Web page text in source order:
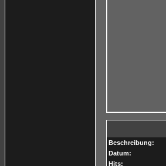
Beschreibung:
Datum:
Hits: